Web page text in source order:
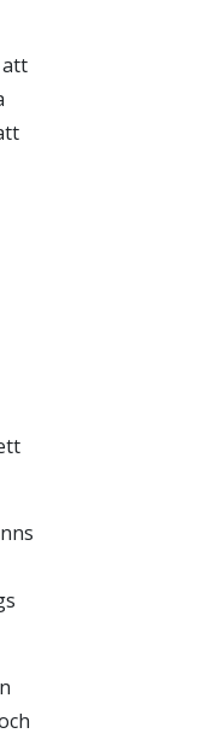
att